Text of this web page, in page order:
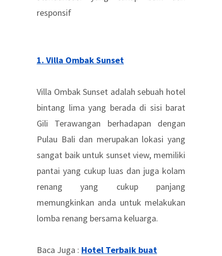
responsif
1. Villa Ombak Sunset
Villa Ombak Sunset adalah sebuah hotel
bintang lima yang berada di sisi barat
Gili Terawangan berhadapan dengan
Pulau Bali dan merupakan lokasi yang
sangat baik untuk sunset view, memiliki
pantai yang cukup luas dan juga kolam
renang yang cukup panjang
memungkinkan anda untuk melakukan
lomba renang bersama keluarga.
Baca Juga : Hotel Terbaik buat